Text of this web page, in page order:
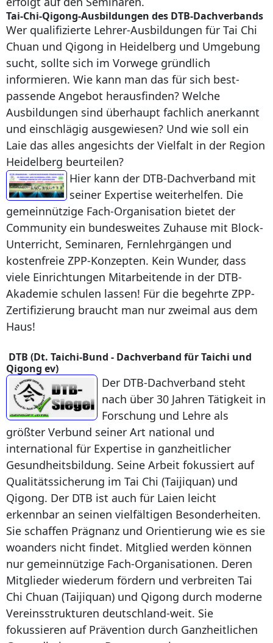
Tai-Chi-Qigong-Ausbildungen des DTB-Dachverbands
Wer qualifizierte Lehrer-Ausbildungen für Tai Chi
Chuan und Qigong in Heidelberg und Umgebung
sucht, sollte sich im Vorwege gründlich
informieren. Wie kann man das für sich best-
passende Angebot herausfinden? Welche
Ausbildungen sind überhaupt fachlich anerkannt
und einschlägig ausgewiesen? Und wie soll ein
Laie das alles angesichts der Vielfalt in der Region
Heidelberg beurteilen?
Hier kann der DTB-Dachverband mit
seiner Expertise weiterhelfen. Die
gemeinnützige Fach-Organisation bietet der
Community ein bundesweites Zuhause mit Block-
Unterricht, Seminaren, Fernlehrgängen und
kostenfreie ZPP-Konzepten. Kein Wunder, dass
viele Einrichtungen Mitarbeitende in der DTB-
Akademie schulen lassen! Für die begehrte ZPP-
Zertifizierung braucht man nur zweimal aus dem
Haus!
DTB (Dt. Taichi-Bund - Dachverband für Taichi und
Qigong ev)
Der DTB-Dachverband steht
nach über 30 Jahren Tätigkeit in
Forschung und Lehre als
größter Verbund seiner Art national und
international für Expertise in ganzheitlicher
Gesundheitsbildung. Seine Arbeit fokussiert auf
Qualitätssicherung im Tai Chi (Taijiquan) und
Qigong. Der DTB ist auch für Laien leicht
erkennbar an seinen vielfältigen Besonderheiten.
Sie schaffen Prägnanz und Orientierung wie es sie
woanders nicht findet. Mitglied werden können
nur gemeinnützige Fach-Organisationen. Deren
Mitglieder wiederum fördern und verbreiten Tai
Chi Chuan (Taijiquan) und Qigong durch moderne
Vereinsstrukturen deutschland-weit. Sie
fokussieren auf Prävention durch Ganzheitlichen